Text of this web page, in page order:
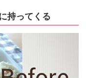
持ってくる